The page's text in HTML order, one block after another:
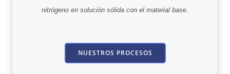
nitrógeno en solución sólida con el material base.
NUESTROS PROCESOS